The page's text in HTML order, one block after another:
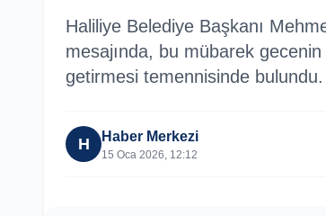
Haliliye Belediye Başkanı
mesajında, bu mübarek
getirmesi temennisinde bulundu.
H Haber Merkezi
15 Oca 2026, 12:12